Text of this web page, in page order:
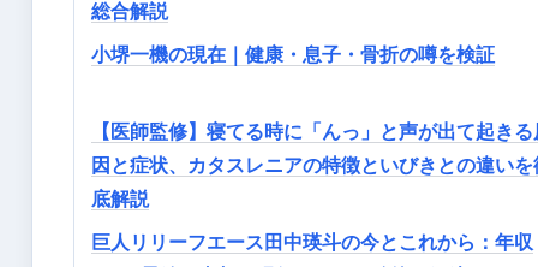
総合解説
小堺一機の現在｜健康・息子・骨折の噂を検証
【医師監修】寝てる時に「んっ」と声が出て起きる
因と症状、カタスレニアの特徴といびきとの違いを
底解説
巨人リリーフエース田中瑛斗の今とこれから：年収